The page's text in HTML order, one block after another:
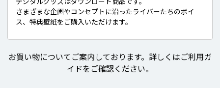
さまざまな企画やコンセプトに沿ったライバーたちのボイ
ス、特典壁紙をご購入いただけます。
お買い物についてご案内しております。詳しくはご利用ガ
イドをご確認ください。